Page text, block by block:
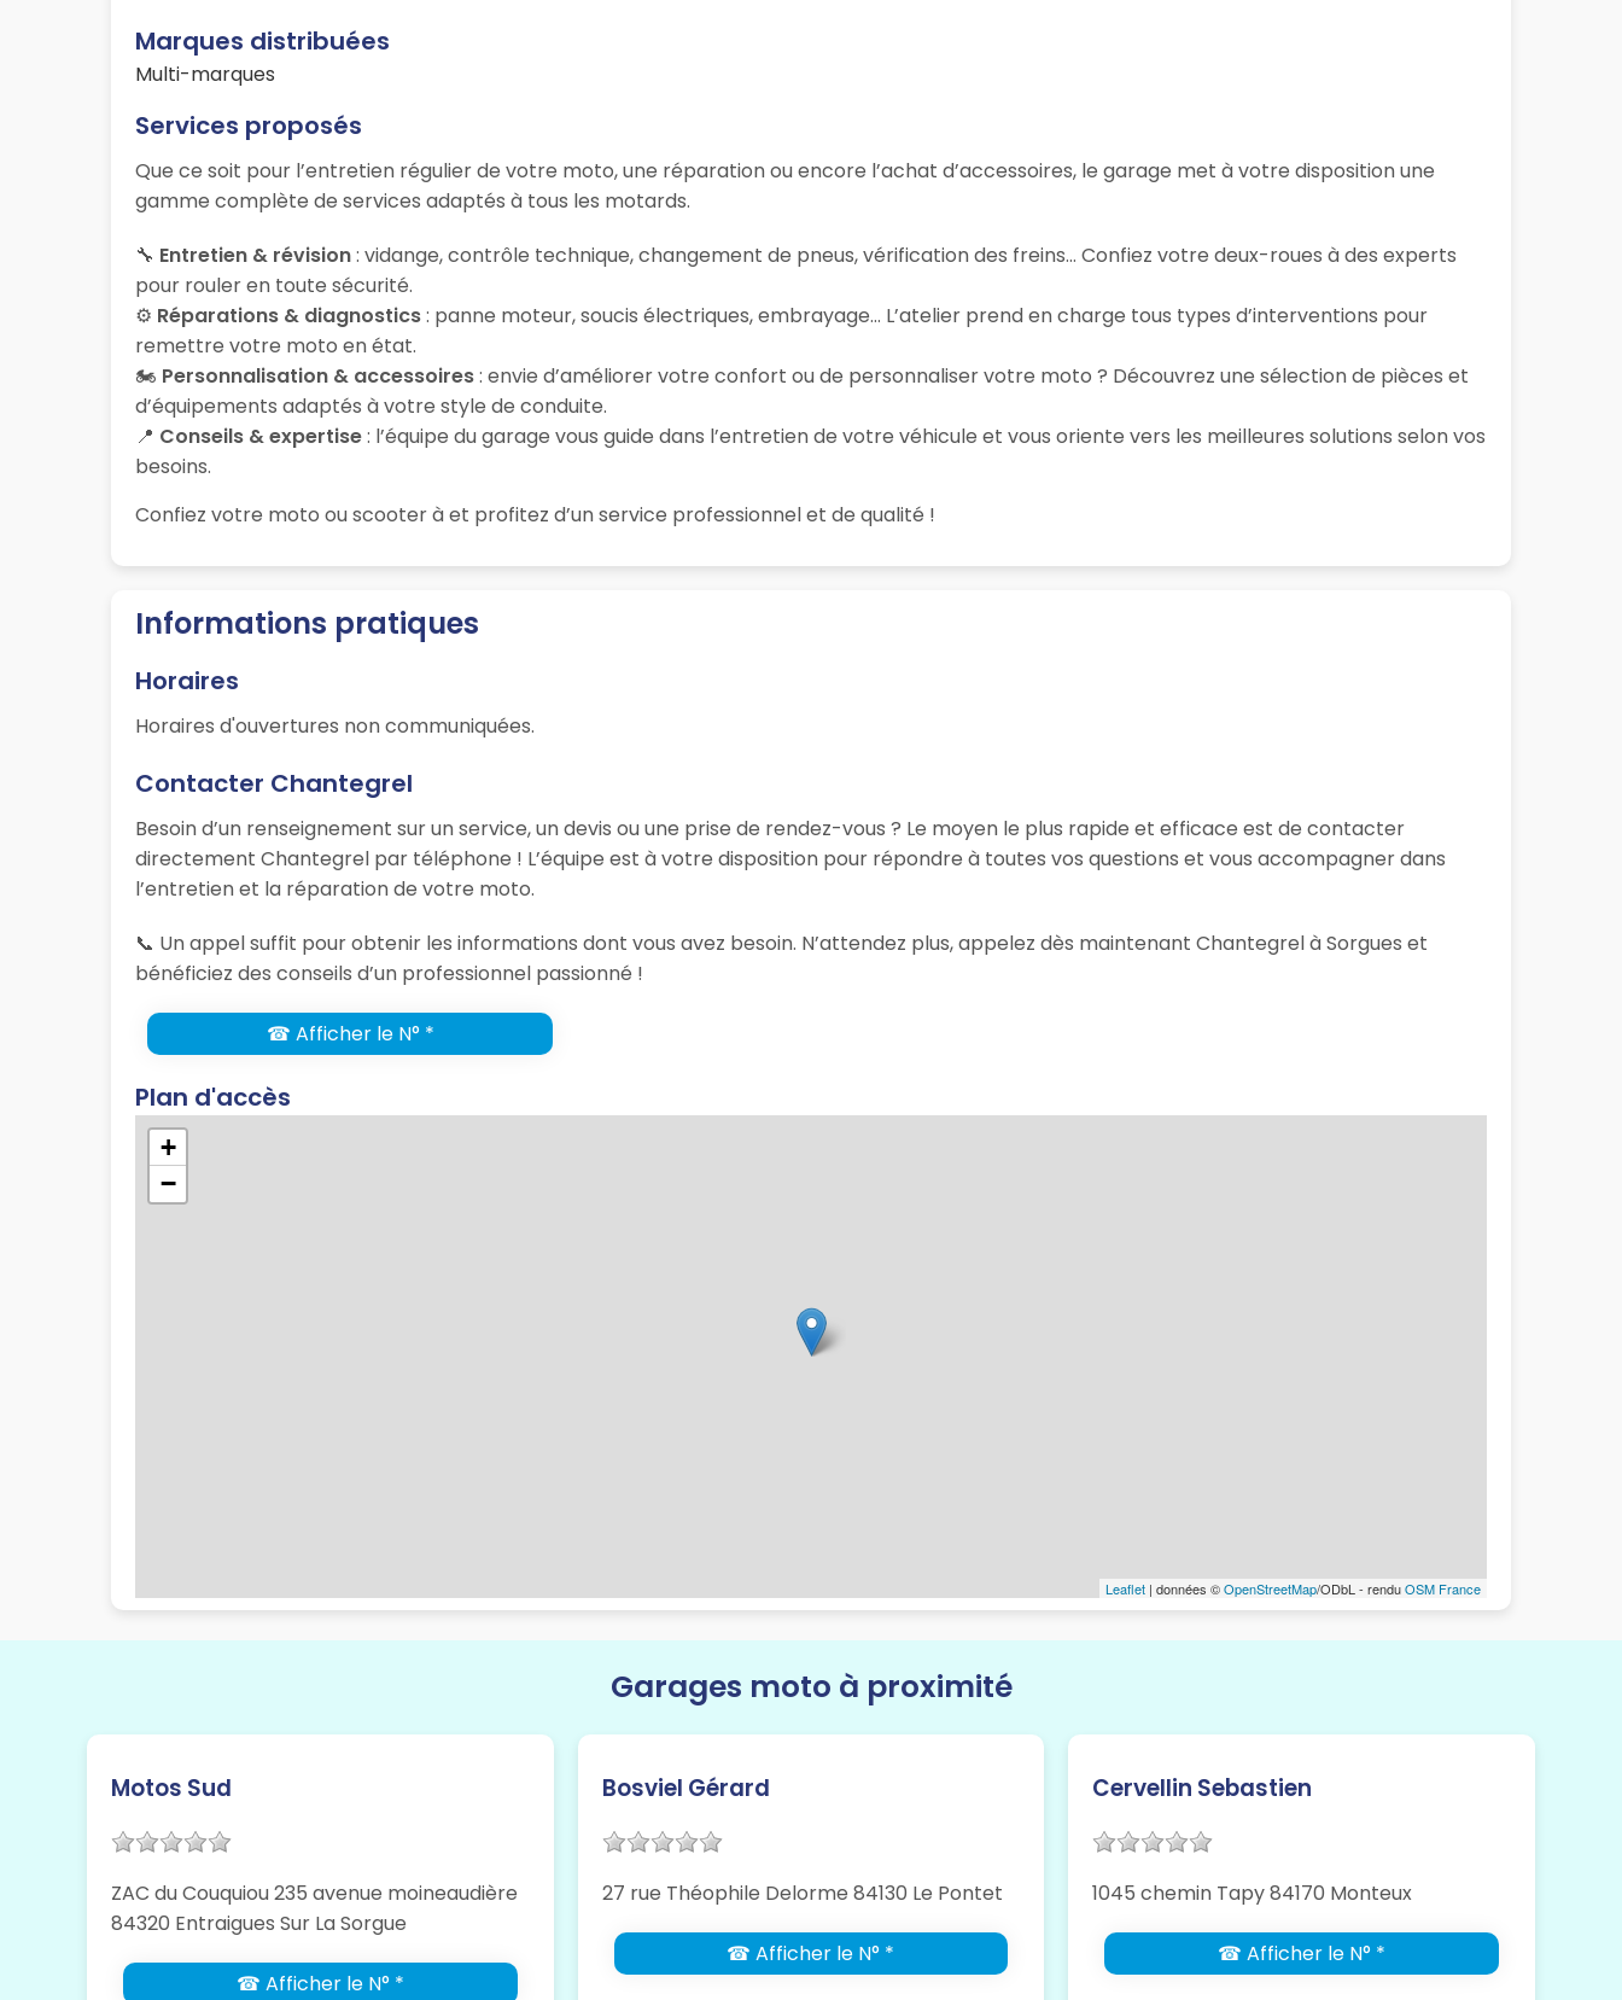
Marques distribuées
Multi-marques
Services proposés
Que ce soit pour l’entretien régulier de votre moto, une réparation ou encore l’achat d’accessoires, le garage met à votre disposition une
gamme complète de services adaptés à tous les motards.
🔧 Entretien & révision: vidange, contrôle technique, changement de pneus, vérification des freins… Confiez votre deux-roues à des experts
pour rouler en toute sécurité.
⚙️ Réparations & diagnostics: panne moteur, soucis électriques, embrayage… L’atelier prend en charge tous types d’interventions pour
remettre votre moto en état.
🏍️ Personnalisation & accessoires: envie d’améliorer votre confort ou de personnaliser votre moto ? Découvrez une sélection de pièces et
d’équipements adaptés à votre style de conduite.
📍 Conseils & expertise: l’équipe du garage vous guide dans l’entretien de votre véhicule et vous oriente vers les meilleures solutions selon vos
besoins.
Confiez votre moto ou scooter àet profitez d’un service professionnel et de qualité !
Informations pratiques
Horaires
Horaires d'ouvertures non communiquées.
Contacter Chantegrel
Besoin d’un renseignement sur un service, un devis ou une prise de rendez-vous ? Le moyen le plus rapide et efficace est de contacter
directement Chantegrel par téléphone ! L’équipe est à votre disposition pour répondre à toutes vos questions et vous accompagner dans
l’entretien et la réparation de votre moto.
📞 Un appel suffit pour obtenir les informations dont vous avez besoin. N’attendez plus, appelez dès maintenant Chantegrel à Sorgues et
bénéficiez des conseils d’un professionnel passionné !
☎ Afficher le N° *
Plan d'accès
+
−
Leaflet | données ©OpenStreetMap/ODbL - renduOSM France
Garages moto à proximité
Motos Sud
ZAC du Couquiou 235 avenue moineaudière
84320 Entraigues Sur La Sorgue
☎ Afficher le N° *
Bosviel Gérard
27 rue Théophile Delorme 84130 Le Pontet
☎ Afficher le N° *
Cervellin Sebastien
1045 chemin Tapy 84170 Monteux
☎ Afficher le N° *